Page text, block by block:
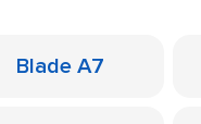
Blade A7